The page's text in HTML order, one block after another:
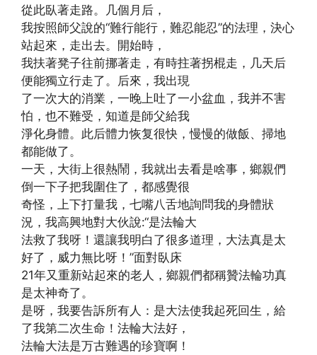
從此臥著走路。几個月后，
我按照師父說的“難行能行，難忍能忍”的法理，決心
站起來，走出去。開始時，
我扶著凳子往前挪著走，有時拄著拐棍走，几天后
便能獨立行走了。后來，我出現
了一次大的消業，一晚上吐了一小盆血，我并不害
怕，也不難受，知道是師父給我
淨化身體。此后體力恢复很快，慢慢的做飯、掃地
都能做了。
一天，大街上很熱鬧，我就出去看是啥事，鄉親們
倒一下子把我圍住了，都感覺很
奇怪，上下打量我，七嘴八舌地詢問我的身體狀
況，我高興地對大伙說:“是法輪大
法救了我呀！還讓我明白了很多道理，大法真是太
好了，威力無比呀！”面對臥床
21年又重新站起來的老人，鄉親們都稱贊法輪功真
是太神奇了。
是呀，我要告訴所有人：是大法使我起死回生，給
了我第二次生命！法輪大法好，
法輪大法是万古難遇的珍寶啊！